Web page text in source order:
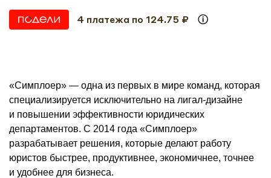
4 платежа по 124.75 ₽
«Симплоер» — одна из первых в мире команд, которая
специализируется исключительно на лигал-дизайне
и повышении эффективности юридических
департаментов. С 2014 года «Симплоер»
разрабатывает решения, которые делают работу
юристов быстрее, продуктивнее, экономичнее, точнее
и удобнее для бизнеса.